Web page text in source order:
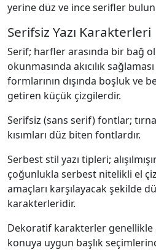
yerine düz ve ince serifler
Serifsiz Yazı Karakterleri
Serif; harfler arasında bir bağ
okunmasında akıcılık
formlarının dışında boşluk ve
getiren küçük çizgilerdir.
Serifsiz (sans serif) fontlar;
kısımları düz biten fontlardır.
Serbest stil yazı tipleri;
çoğunlukla serbest nitelikli el
amaçları karşılayacak şekilde
karakterleridir.
Dekoratif karakterler genellikle
konuya uygun başlık